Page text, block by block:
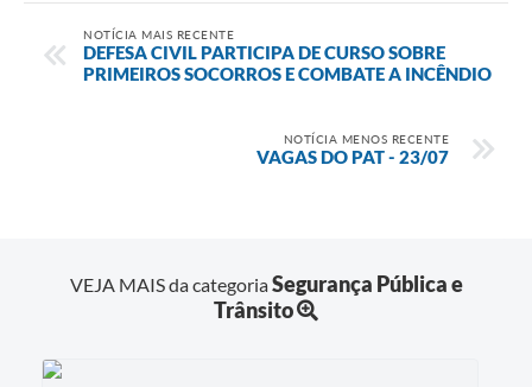
NOTÍCIA MAIS RECENTE
DEFESA CIVIL PARTICIPA DE CURSO SOBRE
PRIMEIROS SOCORROS E COMBATE A INCÊNDIO
NOTÍCIA MENOS RECENTE
VAGAS DO PAT - 23/07
VEJA MAIS da categoriaSegurança Pública e
Trânsito